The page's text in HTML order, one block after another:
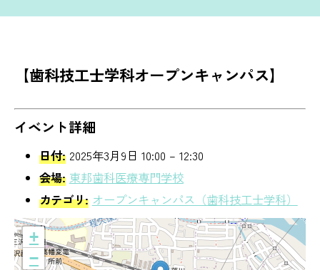
【歯科技工士学科オープンキャンパス】
イベント詳細
日付: 2025年3月9日 10:00 – 12:30
会場: 東邦歯科医療専門学校
カテゴリ: オープンキャンパス（歯科技工士学科）
+
−